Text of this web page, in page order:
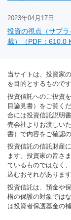
2023年04月17日
投資の視点（サプ
裁）（PDF：610.0
当サイトは、投資家
を目的とするものです
投資信託へのご投資
目論見書）をご覧く
合には投資信託説明
売会社よりお渡しい
書）で内容をご確認
投資信託の信託財産
ます。投資家の皆さ
ているものではなく
込むおそれがあります
投資信託は、預金や
構の保護の対象では
は投資者保護基金の